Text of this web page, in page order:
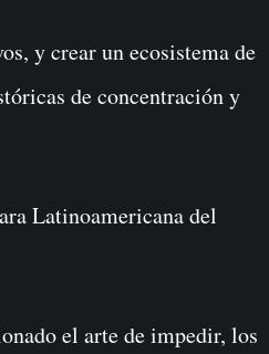
y crear un ecosistema de
de concentración y
Latinoamericana del
el arte de impedir, los